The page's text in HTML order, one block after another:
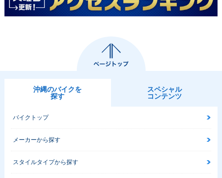
沖縄のバイクを
探す
スペシャル
コンテンツ
バイクトップ
メーカーから探す
スタイルタイプから探す